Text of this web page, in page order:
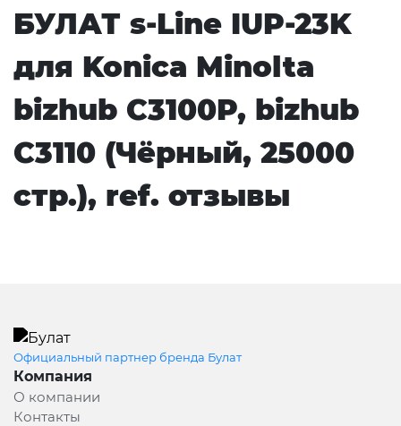
БУЛАТ s-Line IUP-23K
для Konica Minolta
bizhub C3100P, bizhub
C3110 (Чёрный, 25000
стр.), ref. отзывы
Официальный партнер бренда Булат
Компания
О компании
Контакты